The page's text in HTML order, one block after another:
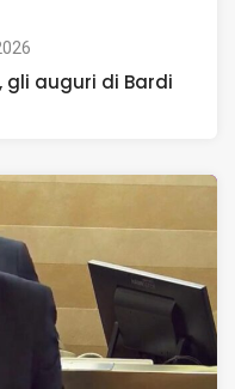
gli auguri di Bardi